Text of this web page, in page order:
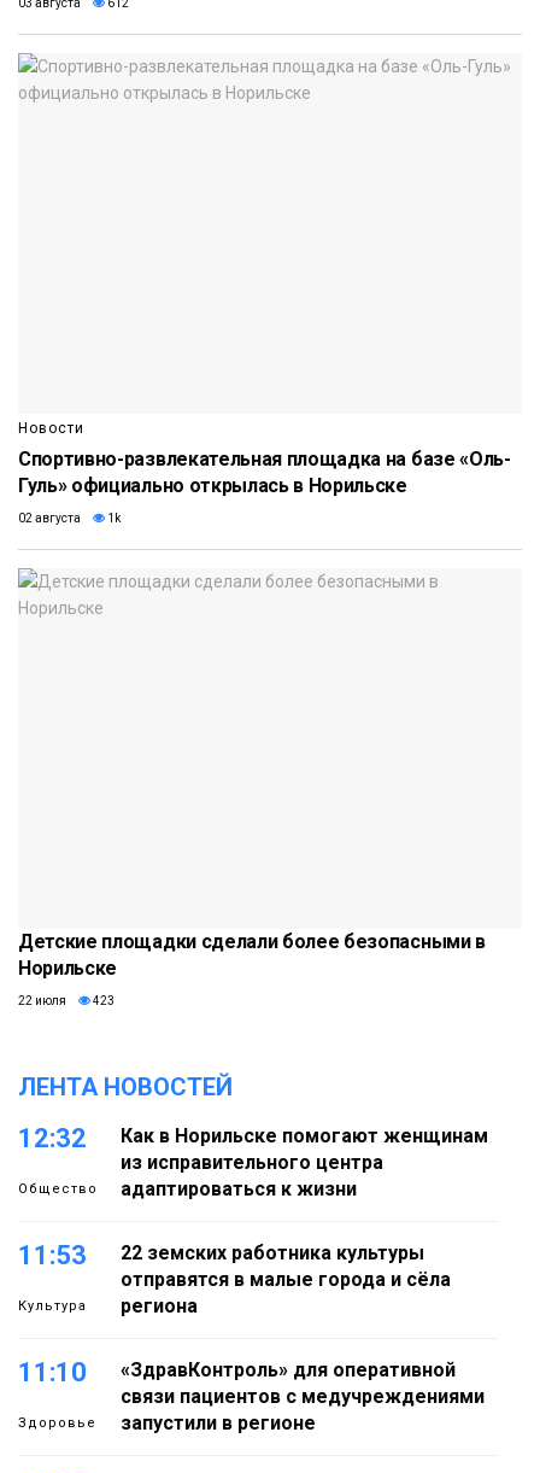
03 августа 612
Новости
Спортивно-развлекательная площадка на базе «Оль-
Гуль» официально открылась в Норильске
02 августа 1k
Детские площадки сделали более безопасными в
Норильске
22 июля 423
ЛЕНТА НОВОСТЕЙ
12:32
Общество
Как в Норильске помогают женщинам
из исправительного центра
адаптироваться к жизни
11:53
Культура
22 земских работника культуры
отправятся в малые города и сёла
региона
11:10
Здоровье
«ЗдравКонтроль» для оперативной
связи пациентов с медучреждениями
запустили в регионе